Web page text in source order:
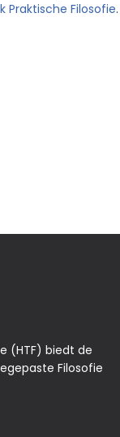
Praktische Filosofie.
(HTF) biedt de
Filosofie